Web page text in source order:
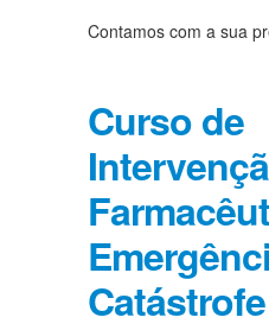
Contamos com a sua
Curso de
Catástrofe